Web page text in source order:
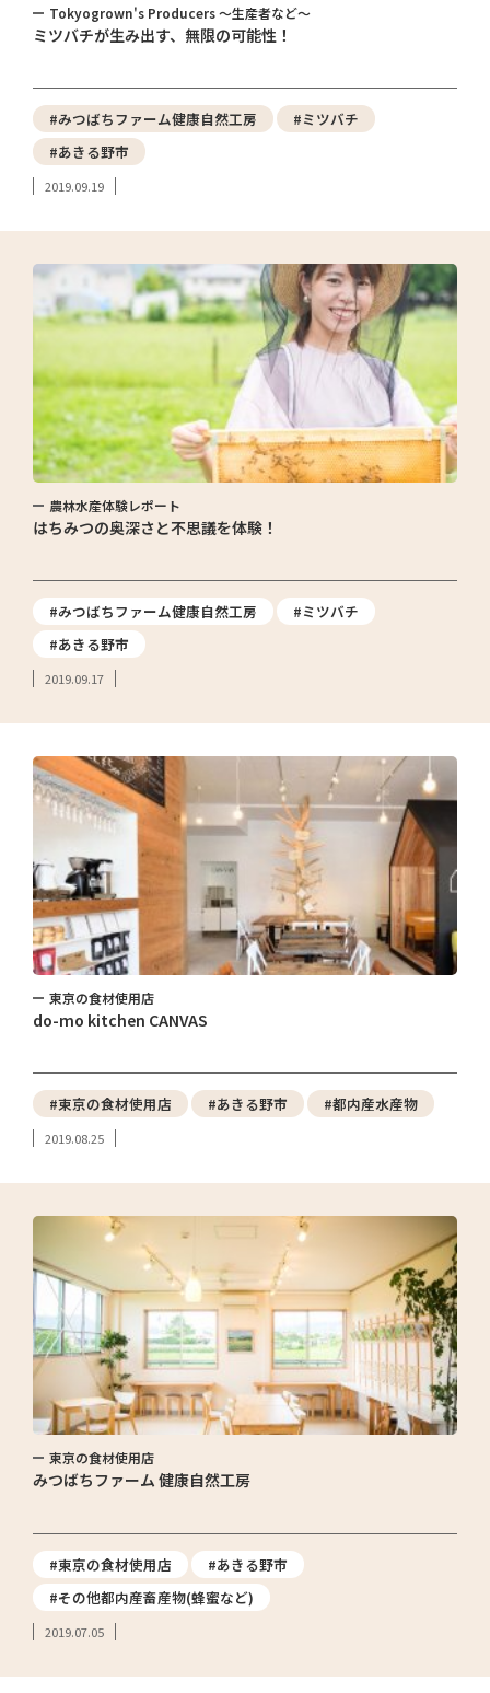
Tokyogrown's Producers ～生産者など～
ミツバチが生み出す、無限の可能性！
#みつばちファーム健康自然工房
#ミツバチ
#あきる野市
2019.09.19
農林水産体験レポート
はちみつの奥深さと不思議を体験！
#みつばちファーム健康自然工房
#ミツバチ
#あきる野市
2019.09.17
東京の食材使用店
do-mo kitchen CANVAS
#東京の食材使用店 #あきる野市 #都内産水産物
2019.08.25
東京の食材使用店
みつばちファーム 健康自然工房
#東京の食材使用店
#あきる野市
#その他都内産畜産物(蜂蜜など)
2019.07.05